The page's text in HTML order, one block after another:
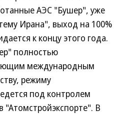
АЭС "Бушер", уже
Ирана", выход на 100%
к концу этого года.
полностью
международным
режиму
под контролем
В